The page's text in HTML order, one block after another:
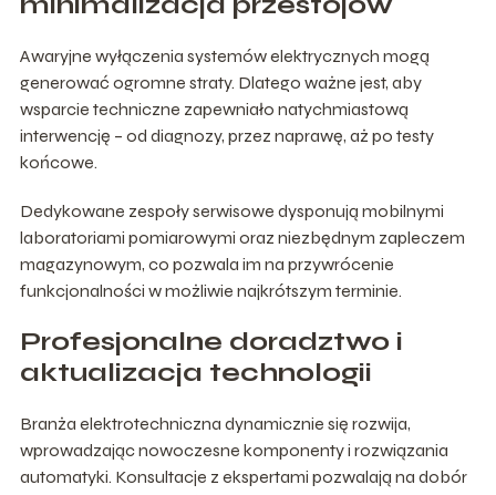
Awaryjne wyłączenia systemów elektrycznych mogą
generować ogromne straty. Dlatego ważne jest, aby
wsparcie techniczne zapewniało natychmiastową
interwencję – od diagnozy, przez naprawę, aż po testy
końcowe.
Dedykowane zespoły serwisowe dysponują mobilnymi
laboratoriami pomiarowymi oraz niezbędnym zapleczem
magazynowym, co pozwala im na przywrócenie
funkcjonalności w możliwie najkrótszym terminie.
Profesjonalne doradztwo i
aktualizacja technologii
Branża elektrotechniczna dynamicznie się rozwija,
wprowadzając nowoczesne komponenty i rozwiązania
automatyki. Konsultacje z ekspertami pozwalają na dobór